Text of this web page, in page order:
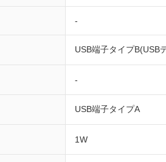
-
USB端子タイプB(USB
-
USB端子タイプA
1W